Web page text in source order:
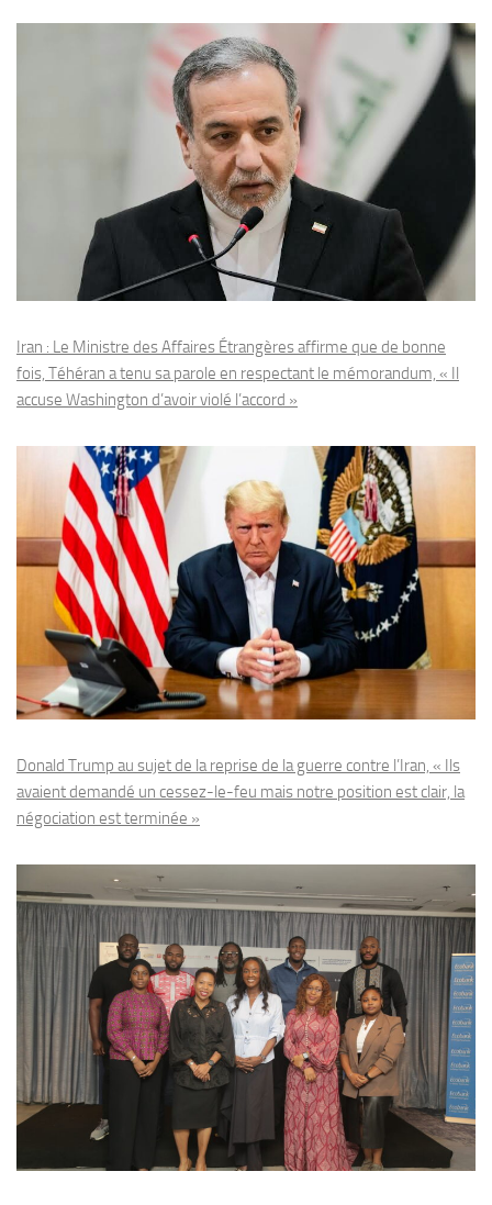
Iran : Le Ministre des Affaires Étrangères affirme que de bonne
fois, Téhéran a tenu sa parole en respectant le mémorandum, « Il
accuse Washington d’avoir violé l’accord »
Donald Trump au sujet de la reprise de la guerre contre l’Iran, « Ils
avaient demandé un cessez-le-feu mais notre position est clair, la
négociation est terminée »